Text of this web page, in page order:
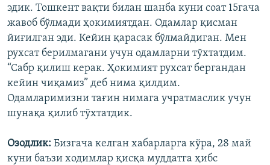
эдик. Тошкент вақти билан шанба куни соат 15гача
жавоб бўлмади ҳокимиятдан. Одамлар қисман
йиғилган эди. Кейин қарасак бўлмайдиган. Мен
рухсат берилмагани учун одамларни тўхтатдим.
“Сабр қилиш керак. Ҳокимият рухсат бергандан
кейин чиқамиз” деб нима қилдим.
Одамларимизни тағин нимага учратмаслик учун
шунақа қилиб тўхтатдик.
Озодлик: Бизгача келган хабарларга кўра, 28 май
куни баъзи ходимлар қисқа муддатга ҳибс